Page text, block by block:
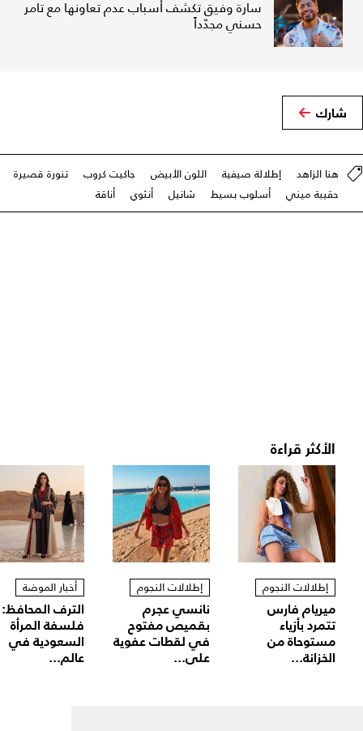
سارة وفيق تكشف أسباب عدم تعاونها مع تامر
حسني مجدّداً
شارك
هنا الزاهد إطلالة صيفية اللون الأبيض جاكيت كروب
تنورة قصيرة
حقيبة ميني
أسلوب بسيط شانيل أنثوي أناقة
الأكثر قراءة
إطلالات النجوم
ميريام فارس
تتمرد بأزياء
مستوحاة من
الخزانة...
إطلالات النجوم
نانسي عجرم
بقميص مفتوح
في لقطات عفوية
على...
أخبار الموضة
الترف المحافظ:
فلسفة المرأة
السعودية في
عالم...